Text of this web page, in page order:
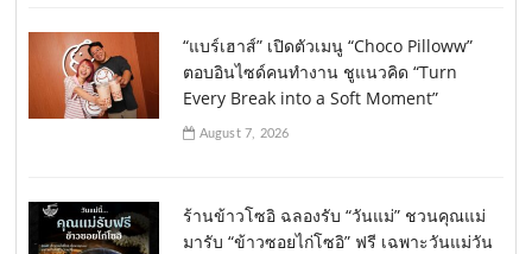
“แบร์เฮาส์” เปิดตัวเมนู “Choco Pilloww”
ตอบอินไซด์คนทำงาน ชูแนวคิด “Turn
Every Break into a Soft Moment”
August 7, 2026
ร้านข้าวโซอิ ฉลองรับ “วันแม่” ชวนคุณแม่
มารับ “ข้าวซอยไก่โซอิ” ฟรี เฉพาะวันแม่วัน